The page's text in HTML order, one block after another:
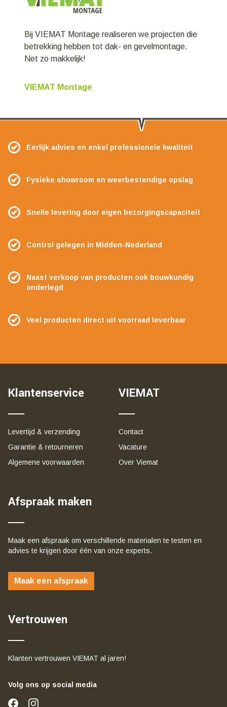
Bij VIEMAT Montage realiseren we projecten die
betrekking hebben tot dak- en gevelmontage.
Net zo makkelijk!
VIEMAT Montage
Eerlijk advies en enkel professionele kwaliteit
Fysieke showroom en weerbestendige opslag
Snelle levering door eigen bezorgingscapaciteit
Control gelegen in Midden-Nederland
Naast verkoop van producten ook bouwkundig
onderlegd
Veel producten direct uit voorraad leverbaar
Klantenservice
Levertijd & verzending
Garantie & retourneren
Algemene voorwaarden
VIEMAT
Contact
Vacature
Over Viemat
Afspraak maken
Maak een afspraak om verschillende materialen te testen en
advies te krijgen door één van onze experts.
Maak een afspraak
Vertrouwen
Klanten vertrouwen VIEMAT al jaren!
Volg ons op social media